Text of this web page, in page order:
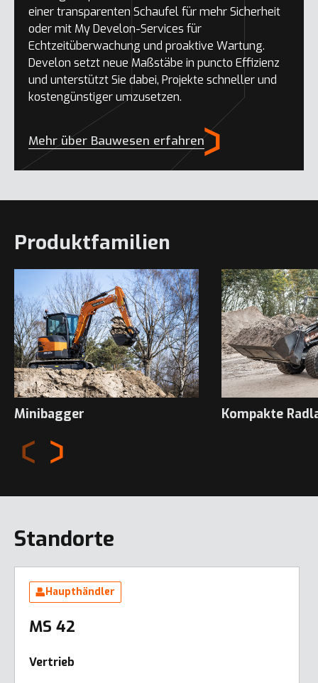
einer transparenten Schaufel für mehr Sicherheit
oder mit My Develon-Services für
Echtzeitüberwachung und proaktive Wartung.
Develon setzt neue Maßstäbe in puncto Effizienz
und unterstützt Sie dabei, Projekte schneller und
kostengünstiger umzusetzen.
Mehr über Bauwesen erfahren
Produktfamilien
Minibagger Kompakte
Standorte
Haupthändler
MS 42
Vertrieb